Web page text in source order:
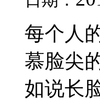
每个人
慕脸尖
如说长